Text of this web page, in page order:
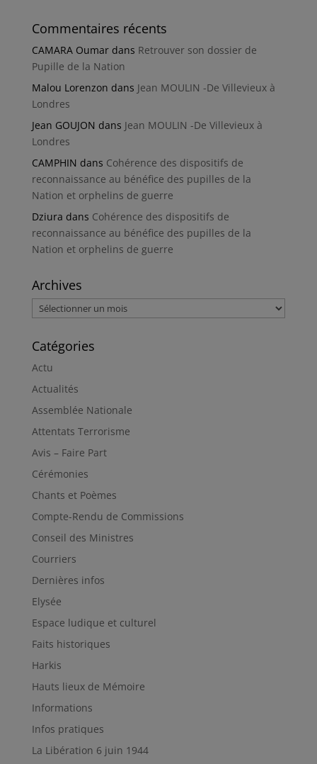
Commentaires récents
CAMARA Oumardans Retrouver son dossier de
Pupille de la Nation
Malou Lorenzon dans Jean MOULIN -De Villevieux à
Londres
Jean GOUJON dans Jean MOULIN -De Villevieux à
Londres
CAMPHIN dans Cohérence des dispositifs de
reconnaissance au bénéfice des pupilles de la
Nation et orphelins de guerre
Dziura dans Cohérence des dispositifs de
reconnaissance au bénéfice des pupilles de la
Nation et orphelins de guerre
Archives
Archives
Catégories
Actu
Actualités
Assemblée Nationale
Attentats Terrorisme
Avis – Faire Part
Cérémonies
Chants et Poèmes
Compte-Rendu de Commissions
Conseil des Ministres
Courriers
Dernières infos
Elysée
Espace ludique et culturel
Faits historiques
Harkis
Hauts lieux de Mémoire
Informations
Infos pratiques
La Libération 6 juin 1944